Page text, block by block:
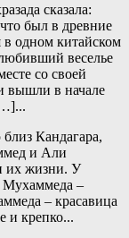
сказала:
был в древние
в одном китайском
веселье
со своей
вышли в начале
Кандагара,
и Али
их жизни. У
Мухаммеда –
– красавица
и крепко...